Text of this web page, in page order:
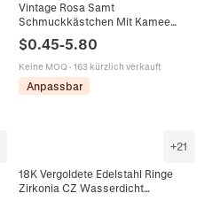
Vintage Rosa Samt
Schmuckkästchen Mit Kamee
Stern Mond Dekoration Halskette
Ring Armband Ohrring
Aufbewahrung Box Geschenk
Verpackung
$0.45-5.80
Keine MOQ · 163 kürzlich verkauft
Anpassbar
+21
18K Vergoldete Edelstahl Ringe
Zirkonia CZ Wasserdicht